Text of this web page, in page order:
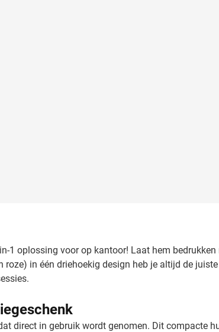
1 oplossing voor op kantoor! Laat hem
in één driehoekig design heb je altijd de
direct in gebruik wordt genomen. Dit compacte